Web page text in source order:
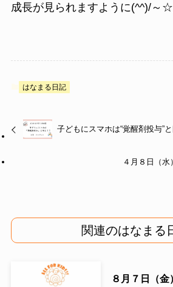
成長が見られますように(^^)/～
はなまる日記
子どもにスマホは“覚醒剤投与”
４月８日（水
関連のはなまる
８月７日（